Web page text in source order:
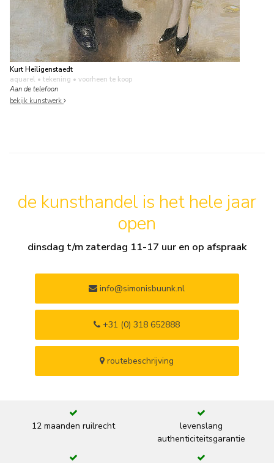
Kurt Heiligenstaedt
aquarel • tekening • voorheen te koop
Aan de telefoon
bekijk kunstwerk
de kunsthandel is het hele jaar
open
dinsdag t/m zaterdag 11-17 uur en op afspraak
info@simonisbuunk.nl
+31 (0) 318 652888
routebeschrijving
12 maanden ruilrecht
levenslang
authenticiteitsgarantie